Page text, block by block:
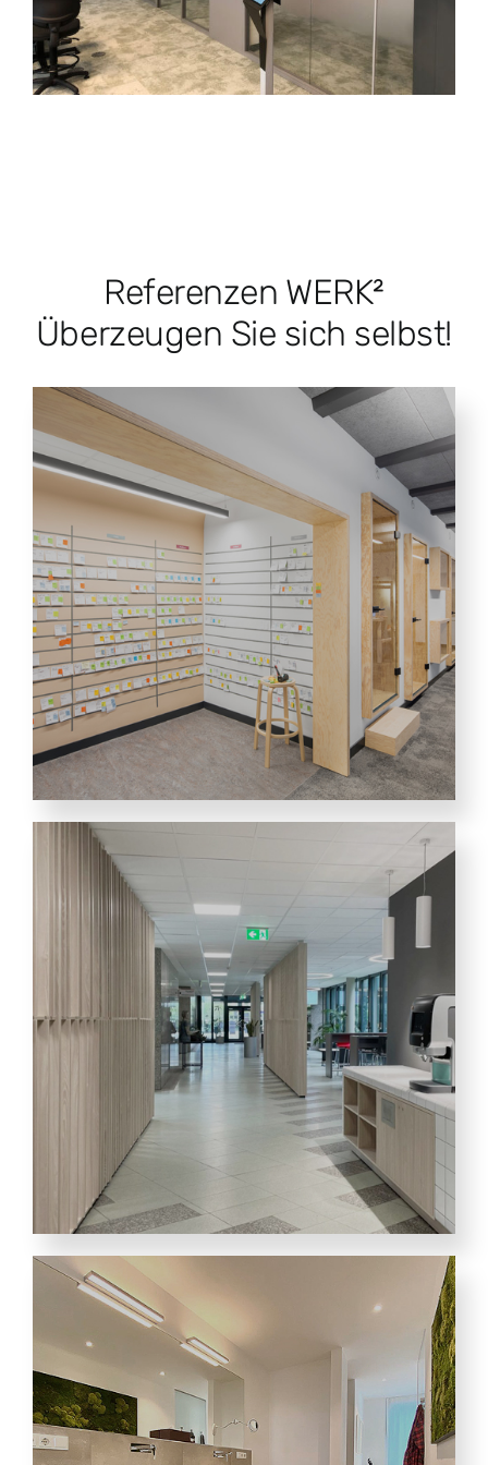
Referenzen WERK²
Überzeugen Sie sich selbst!